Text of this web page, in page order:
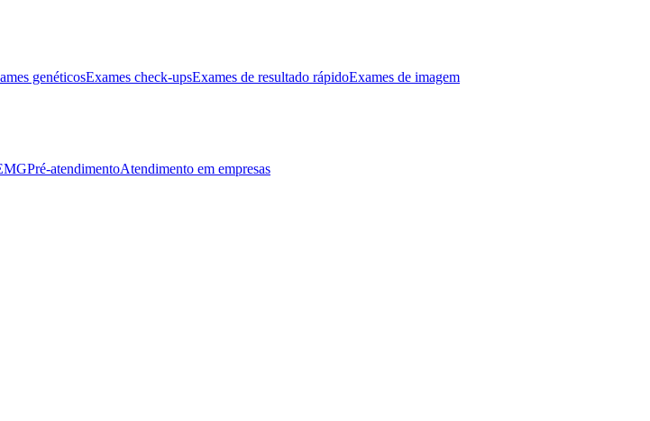
genéticosExames check-upsExames de resultado rápidoExames de imagem
Pré-atendimentoAtendimento em empresas